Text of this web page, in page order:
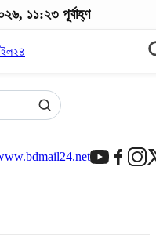
১১:২৩ পূর্বাহ্ণ